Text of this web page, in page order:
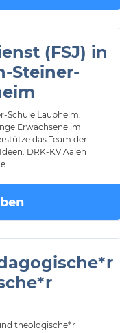
(FSJ) in
Steiner-
Schule Laupheim:
Erwachsene im
das Team der
DRK-KV Aalen
theologische*r